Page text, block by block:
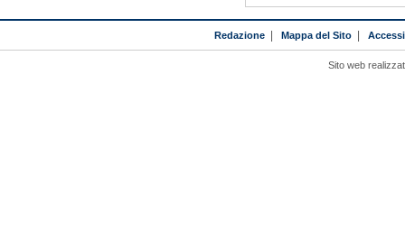
Redazione| Mappa del Sito|
Sito web